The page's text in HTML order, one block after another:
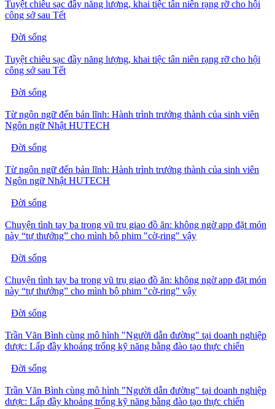
Tuyệt chiêu sạc đầy năng lượng, khai tiệc tân niên rạng rỡ cho hội
công sở sau Tết
Đời sống
Tuyệt chiêu sạc đầy năng lượng, khai tiệc tân niên rạng rỡ cho hội
công sở sau Tết
Đời sống
Từ ngôn ngữ đến bản lĩnh: Hành trình trưởng thành của sinh viên
Ngôn ngữ Nhật HUTECH
Đời sống
Từ ngôn ngữ đến bản lĩnh: Hành trình trưởng thành của sinh viên
Ngôn ngữ Nhật HUTECH
Đời sống
Chuyện tình tay ba trong vũ trụ giao đồ ăn: không ngờ app đặt món
này “tự thưởng” cho mình bộ phim "cờ-ring" vậy
Đời sống
Chuyện tình tay ba trong vũ trụ giao đồ ăn: không ngờ app đặt món
này “tự thưởng” cho mình bộ phim "cờ-ring" vậy
Đời sống
Trần Văn Bình cùng mô hình "Người dẫn đường" tại doanh nghiệp
dược: Lấp đầy khoảng trống kỹ năng bằng đào tạo thực chiến
Đời sống
Trần Văn Bình cùng mô hình "Người dẫn đường" tại doanh nghiệp
dược: Lấp đầy khoảng trống kỹ năng bằng đào tạo thực chiến